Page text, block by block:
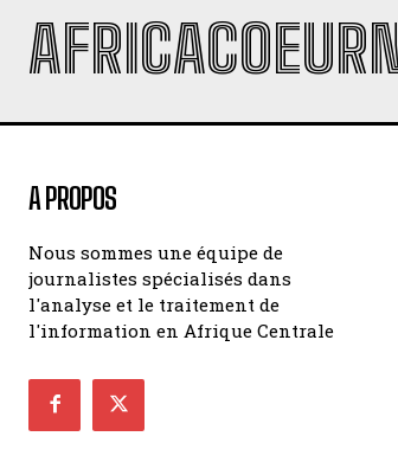
A PROPOS
Nous sommes une équipe de
journalistes spécialisés dans
l'analyse et le traitement de
l'information en Afrique Centrale